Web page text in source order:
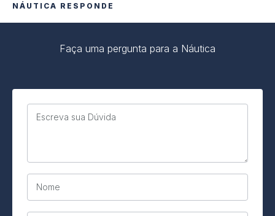
NÁUTICA RESPONDE
Faça uma pergunta para a Náutica
Escreva sua Dúvida
Nome